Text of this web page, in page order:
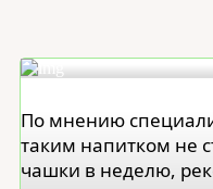
По мнению
таким напитком не
чашки в неделю,